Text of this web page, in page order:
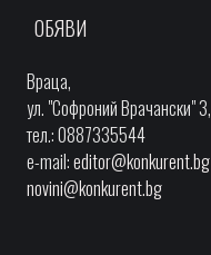
ОБЯВИ
Враца,
ул. "Софроний Врачански" 3,
тел.: 0887335544
e-mail:editor@konkurent.bg
novini@konkurent.bg